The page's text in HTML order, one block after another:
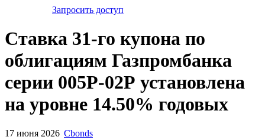
Запросить доступ
Ставка 31-го купона по
облигациям Газпромбанка
серии 005Р-02Р установлена
на уровне 14.50% годовых
17 июня 2026 Cbonds